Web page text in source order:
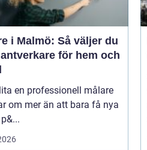
i Malmö: Så väljer du
för hem och
en professionell målare
om mer än att bara få nya